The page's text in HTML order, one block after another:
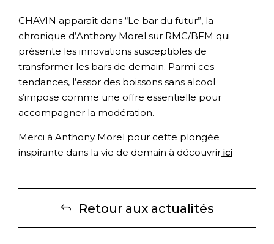
CHAVIN apparaît dans “Le bar du futur”, la
chronique d’Anthony Morel sur RMC/BFM qui
présente les innovations susceptibles de
transformer les bars de demain. Parmi ces
tendances, l’essor des boissons sans alcool
s’impose comme une offre essentielle pour
accompagner la modération.
Merci à Anthony Morel pour cette plongée
inspirante dans la vie de demain à découvrir ici
Retour aux actualités